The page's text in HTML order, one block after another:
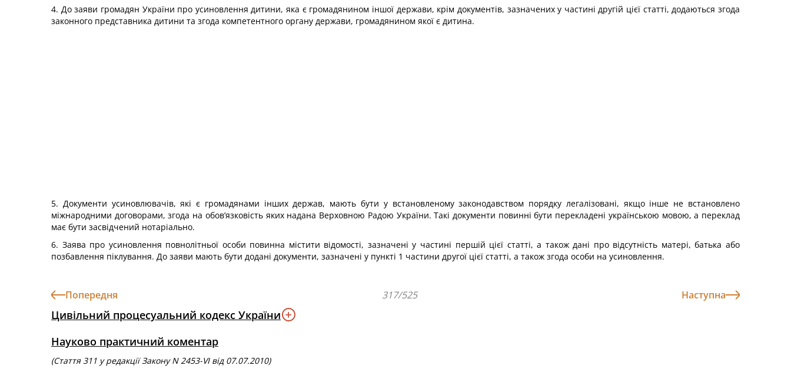
4. До заяви громадян України про усиновлення дитини, яка є громадянином іншої держави, крім документів, зазначених у частині другій цієї статті, додаються згода
законного представника дитини та згода компетентного органу держави, громадянином якої є дитина.
5. Документи усиновлювачів, які є громадянами інших держав, мають бути у встановленому законодавством порядку легалізовані, якщо інше не встановлено
міжнародними договорами, згода на обов’язковість яких надана Верховною Радою України. Такі документи повинні бути перекладені українською мовою, а переклад
має бути засвідчений нотаріально.
6. Заява про усиновлення повнолітньої особи повинна містити відомості, зазначені у частині першій цієї статті, а також дані про відсутність матері, батька або
позбавлення піклування. До заяви мають бути додані документи, зазначені у пункті 1 частини другої цієї статті, а також згода особи на усиновлення.
Попередня 317/525 Наступна
Цивільний процесуальний кодекс України
Науково практичний коментар
(Стаття 311 у редакції Закону N 2453-VIвід 07.07.2010)